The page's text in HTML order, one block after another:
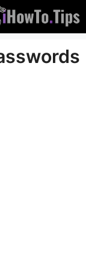
تخطي
إلى
المحتوى